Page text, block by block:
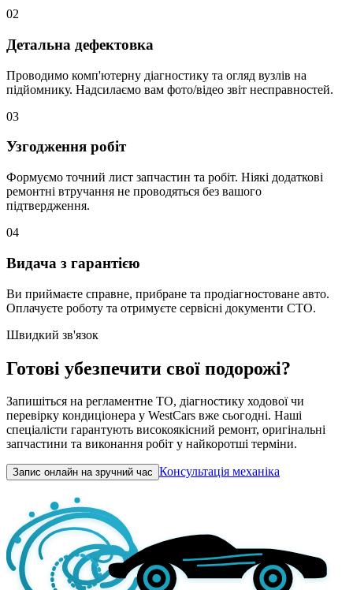
02
Детальна дефектовка
Проводимо комп'ютерну діагностику та огляд вузлів на
підйомнику. Надсилаємо вам фото/відео звіт несправностей.
03
Узгодження робіт
Формуємо точний лист запчастин та робіт. Ніякі додаткові
ремонтні втручання не проводяться без вашого
підтвердження.
04
Видача з гарантією
Ви приймаєте справне, прибране та продіагностоване авто.
Оплачуєте роботу та отримуєте сервісні документи СТО.
Швидкий зв'язок
Готові убезпечити свої подорожі?
Запишіться на регламентне ТО, діагностику ходової чи
перевірку кондиціонера у WestCars вже сьогодні. Наші
спеціалісти гарантують високоякісний ремонт, оригінальні
запчастини та виконання робіт у найкоротші терміни.
Запис онлайн на зручний час Консультація механіка